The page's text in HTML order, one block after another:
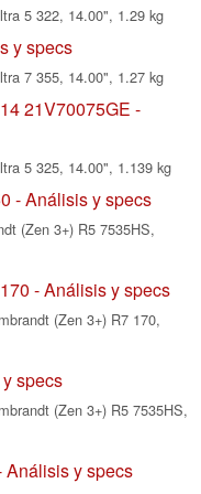
5 322, 14.00", 1.29 kg
y specs
7 355, 14.00", 1.27 kg
21V70075GE -
5 325, 14.00", 1.139 kg
- Análisis y specs
(Zen 3+) R5 7535HS,
- Análisis y specs
(Zen 3+) R7 170,
specs
(Zen 3+) R5 7535HS,
Análisis y specs